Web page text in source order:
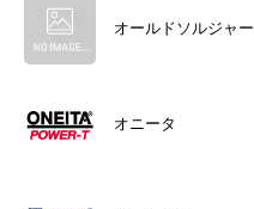
オールドソルジャー
オニータ